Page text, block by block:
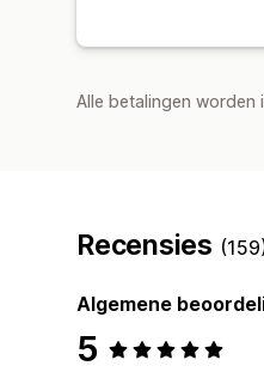
Alle betalingen
Recensies
Algemene
5